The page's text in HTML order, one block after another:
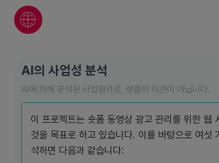
AI의 사업성 분석
AI에 의해 분석된 사업평가로, 렛플의 의견이 아닙니다.
이 프로젝트는 숏폼 동영상 광고 관리를 위한 웹
것을 목표로 하고 있습니다. 이를 바탕으로 여섯
석하면 다음과 같습니다: